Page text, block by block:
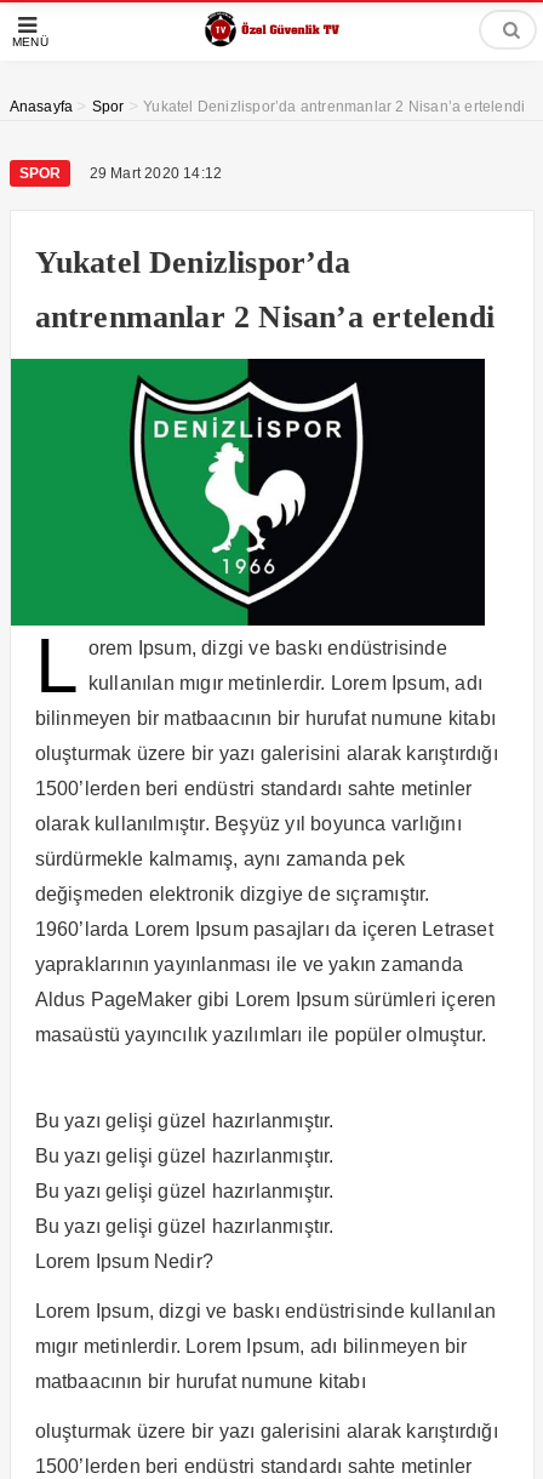
MENÜ
Anasayfa > Spor >Yukatel Denizlispor’da antrenmanlar 2 Nisan’a ertelendi
SPOR 29 Mart 2020 14:12
Yukatel Denizlispor’da
antrenmanlar 2 Nisan’a ertelendi
L orem Ipsum, dizgi ve baskı endüstrisinde
kullanılan mıgır metinlerdir. Lorem Ipsum, adı
bilinmeyen bir matbaacının bir hurufat numune kitabı
oluşturmak üzere bir yazı galerisini alarak karıştırdığı
1500’lerden beri endüstri standardı sahte metinler
olarak kullanılmıştır. Beşyüz yıl boyunca varlığını
sürdürmekle kalmamış, aynı zamanda pek
değişmeden elektronik dizgiye de sıçramıştır.
1960’larda Lorem Ipsum pasajları da içeren Letraset
yapraklarının yayınlanması ile ve yakın zamanda
Aldus PageMaker gibi Lorem Ipsum sürümleri içeren
masaüstü yayıncılık yazılımları ile popüler olmuştur.
Bu yazı gelişi güzel hazırlanmıştır.
Bu yazı gelişi güzel hazırlanmıştır.
Bu yazı gelişi güzel hazırlanmıştır.
Bu yazı gelişi güzel hazırlanmıştır.
Lorem Ipsum Nedir?
Lorem Ipsum, dizgi ve baskı endüstrisinde kullanılan
mıgır metinlerdir. Lorem Ipsum, adı bilinmeyen bir
matbaacının bir hurufat numune kitabı
oluşturmak üzere bir yazı galerisini alarak karıştırdığı
1500’lerden beri endüstri standardı sahte metinler